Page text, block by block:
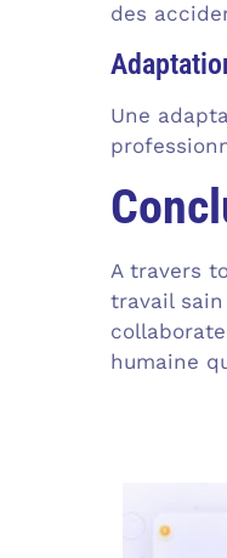
des
Une
A travers
travail
humaine